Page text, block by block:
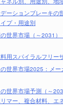
ーションブレーキの
プ・用途別
世界市場（～2031
用スパイラルフリー
世界市場2025：メー
世界市場予測（～
マー、複合材料、エ